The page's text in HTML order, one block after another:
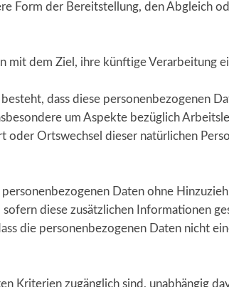
Form der Bereitstellung, den Abgleich
mit dem Ziel, ihre künftige Verarbeitung
dass diese personenbezogenen
um Aspekte bezüglich
oder Ortswechsel dieser natürlichen
Daten ohne
diese zusätzlichen Informationen
die personenbezogenen Daten nicht
Kriterien zugänglich sind, unabhängig